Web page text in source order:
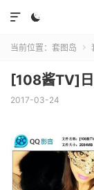


当前位置： 套图岛 
[108酱TV]
2017-03-24